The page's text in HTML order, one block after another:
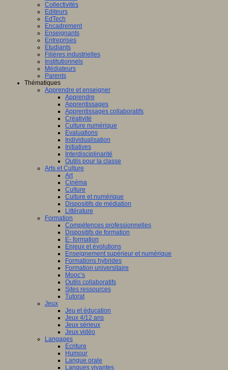
Collectivités
Editeurs
EdTech
Encadrement
Enseignants
Entreprises
Etudiants
Filières industrielles
Institutionnels
Médiateurs
Parents
Thématiques
Apprendre et enseigner
Apprendre
Apprentissages
Apprentissages collaboratifs
Créativité
Culture numérique
Evaluations
Individualisation
Initiatives
Interdisciplinarité
Outils pour la classe
Arts et Culture
Art
Cinéma
Culture
Culture et numérique
Dispositifs de médiation
Littérature
Formation
Compétences professionnelles
Dispositifs de formation
E- formation
Enjeux et évolutions
Enseignement supérieur et numérique
Formations hybrides
Formation universitaire
Mooc’s
Outils collaboratifs
Sites ressources
Tutorat
Jeux
Jeu et éducation
Jeux 4/12 ans
Jeux sérieux
Jeux vidéo
Langages
Ecriture
Humour
Langue orale
Langues vivantes